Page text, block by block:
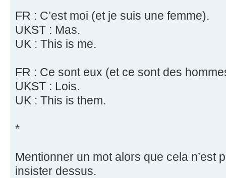
FR : C’est moi (et je suis une femme).
UKST : Mas.
UK : This is me.
FR : Ce sont eux (et ce sont des
UKST : Lois.
UK : This is them.
*
Mentionner un mot alors que cela n’est
insister dessus.